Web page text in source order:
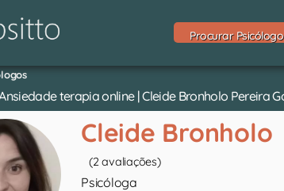
Procurar Psicólogo
terapia online | Cleide Bronholo Pereira
Cleide Bronholo
(2 avaliações)
Psicóloga